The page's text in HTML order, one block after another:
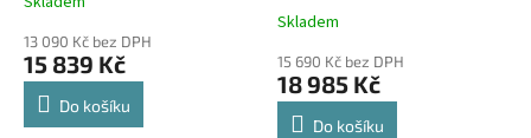
Průměrné
produktu
je
4,6
13 090 Kč bez DPH
15 839 Kč
Do košíku
Skladem
15 690 Kč bez DPH
18 985 Kč
Do košíku